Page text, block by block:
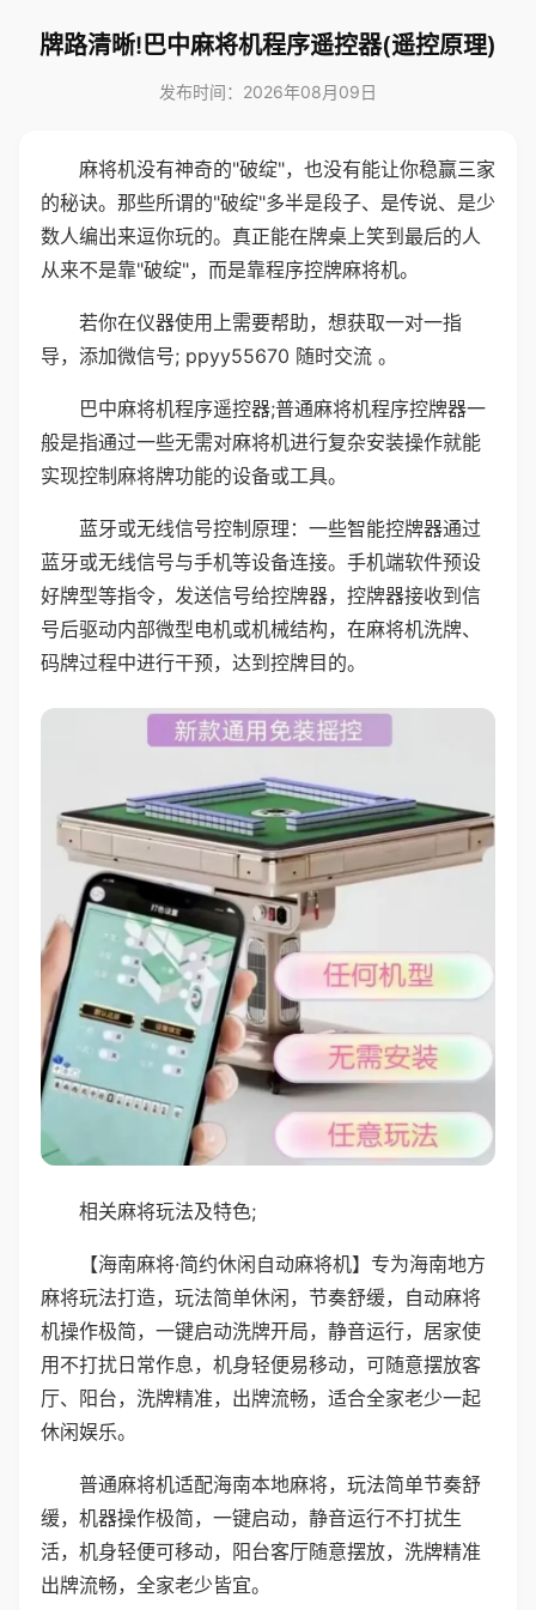
牌路清晰!巴中麻将机程序遥控器(遥控原理)
发布时间：2026年08月09日
麻将机没有神奇的"破绽"，也没有能让你稳赢三家
的秘诀。那些所谓的"破绽"多半是段子、是传说、是少
数人编出来逗你玩的。真正能在牌桌上笑到最后的人
从来不是靠"破绽"，而是靠程序控牌麻将机。
若你在仪器使用上需要帮助，想获取一对一指
导，添加微信号; ppyy55670 随时交流 。
巴中麻将机程序遥控器;普通麻将机程序控牌器一
般是指通过一些无需对麻将机进行复杂安装操作就能
实现控制麻将牌功能的设备或工具。
蓝牙或无线信号控制原理：一些智能控牌器通过
蓝牙或无线信号与手机等设备连接。手机端软件预设
好牌型等指令，发送信号给控牌器，控牌器接收到信
号后驱动内部微型电机或机械结构，在麻将机洗牌、
码牌过程中进行干预，达到控牌目的。
相关麻将玩法及特色;
【海南麻将·简约休闲自动麻将机】专为海南地方
麻将玩法打造，玩法简单休闲，节奏舒缓，自动麻将
机操作极简，一键启动洗牌开局，静音运行，居家使
用不打扰日常作息，机身轻便易移动，可随意摆放客
厅、阳台，洗牌精准，出牌流畅，适合全家老少一起
休闲娱乐。
普通麻将机适配海南本地麻将，玩法简单节奏舒
缓，机器操作极简，一键启动，静音运行不打扰生
活，机身轻便可移动，阳台客厅随意摆放，洗牌精准
出牌流畅，全家老少皆宜。